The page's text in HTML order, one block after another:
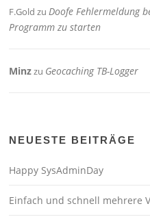
F.Gold zuDoofe Fehlermeldung
Programm zu starten
Minzzu Geocaching TB-Logger
NEUESTE BEITRÄGE
Happy SysAdminDay
Einfach und schnell mehrere